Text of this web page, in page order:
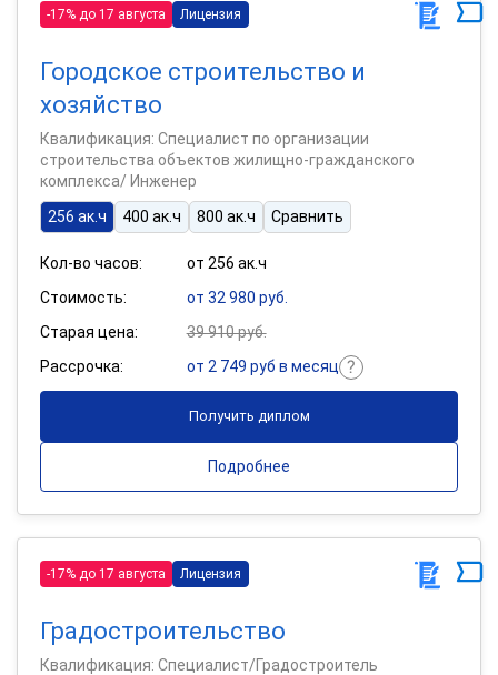
-17% до 17 августа Лицензия
Городское строительство и
хозяйство
Квалификация: Специалист по организации
строительства объектов жилищно-гражданского
комплекса/ Инженер
256 ак.ч
400 ак.ч 800 ак.ч Сравнить
Кол-во часов:
от 256 ак.ч
Стоимость:
от 32 980 руб.
Старая цена:
39 910 руб.
Рассрочка:
от 2 749 руб в месяц
Получить диплом
Подробнее
-17% до 17 августа Лицензия
Градостроительство
Квалификация: Специалист/Градостроитель